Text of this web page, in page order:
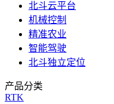
北斗云平台
机械控制
精准农业
智能驾驶
北斗独立定位
产品分类
RTK